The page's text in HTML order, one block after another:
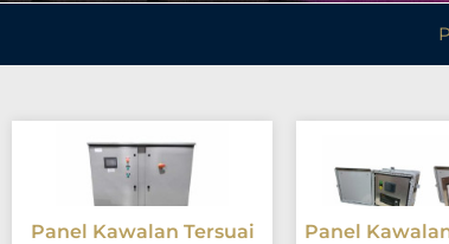
Panel Kawalan Tersuai Panel